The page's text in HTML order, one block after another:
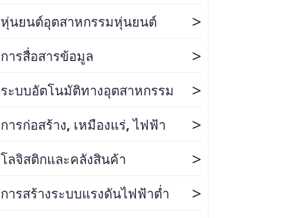
หุ่นยนต์อุตสาหกรรมหุ่นยนต์ >
การสื่อสารข้อมูล >
ระบบอัตโนมัติทางอุตสาหกรรม >
การก่อสร้าง, เหมืองแร่, ไฟฟ้า >
โลจิสติกและคลังสินค้า >
การสร้างระบบแรงดันไฟฟ้าต่ำ >